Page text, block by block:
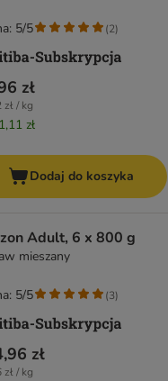
zł
zł / kg
zł
5/5 (2)
Dodaj do koszyka
Adult, 6 x 800 g
mieszany
zł
zł / kg
5/5 (3)